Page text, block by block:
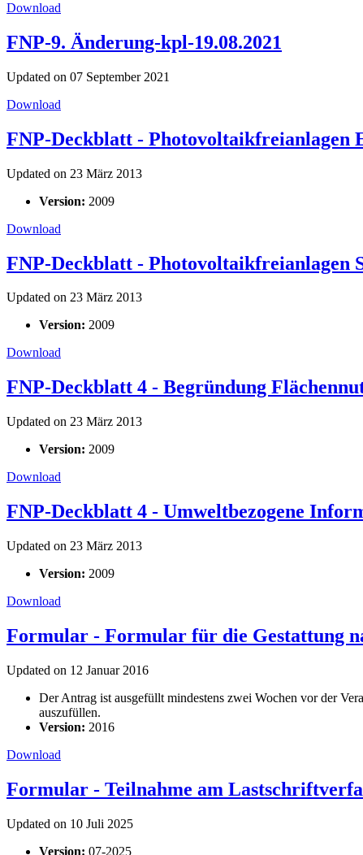
Download
FNP-9. Änderung-kpl-19.08.2021
Updated on 07 September 2021
Download
FNP-Deckblatt - Photovoltaikfreianlagen
Updated on 23 März 2013
Version: 2009
Download
FNP-Deckblatt - Photovoltaikfreianlagen
Updated on 23 März 2013
Version: 2009
Download
FNP-Deckblatt 4 - Begründung
Updated on 23 März 2013
Version: 2009
Download
FNP-Deckblatt 4 - Umweltbezogene
Updated on 23 März 2013
Version: 2009
Download
Formular - Formular für die Gestattung
Updated on 12 Januar 2016
Der Antrag ist ausgefüllt mindestens zwei Wochen vor der
auszufüllen.
Version: 2016
Download
Formular - Teilnahme am
Updated on 10 Juli 2025
Version: 07-2025